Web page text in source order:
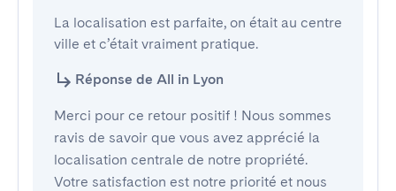
La localisation est parfaite, on était au centre
ville et c’était vraiment pratique.
Réponse de All in Lyon
Merci pour ce retour positif ! Nous sommes
ravis de savoir que vous avez apprécié la
localisation centrale de notre propriété.
Votre satisfaction est notre priorité et nous